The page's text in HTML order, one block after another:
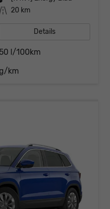
Kilometerstand 20 km
Details
l/100km
km